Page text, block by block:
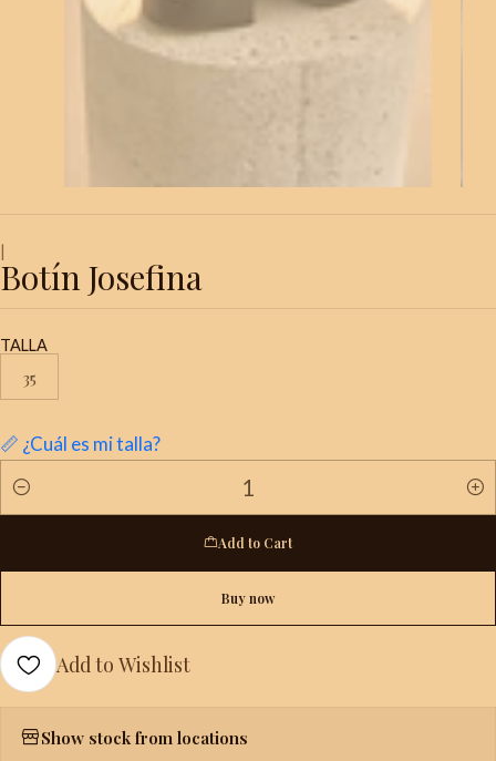
|
Botín Josefina
TALLA
35
📏 ¿Cuál es mi talla?
Quantity
Add to Cart
Buy now
Add to Wishlist
Show stock from locations